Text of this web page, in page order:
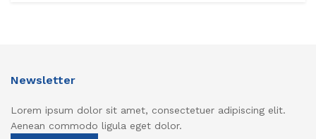
Newsletter
Lorem ipsum dolor sit amet, consectetuer adipiscing elit.
Aenean commodo ligula eget dolor.